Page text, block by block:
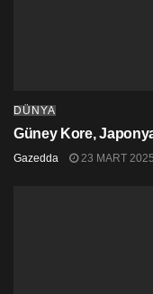
DÜNYA
Güney Kore, Japonya
Gazedda 23 MART 2025